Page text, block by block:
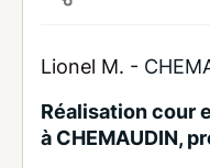
Lionel M. -
Réalisation cour
à CHEMAUDIN,